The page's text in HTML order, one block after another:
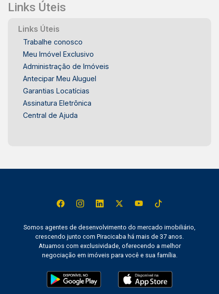
Links Úteis
Links Úteis
Trabalhe conosco
Meu Imóvel Exclusivo
Administração de Imóveis
Antecipar Meu Aluguel
Garantias Locatícias
Assinatura Eletrônica
Central de Ajuda
Somos agentes de desenvolvimento do mercado imobiliário,
crescendo junto com Piracicaba há mais de 37 anos.
Atuamos com exclusividade, oferecendo a melhor
negociação em imóveis para você e sua família.